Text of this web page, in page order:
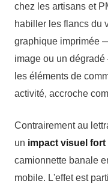
chez les artisans et
habiller les flancs du
graphique imprimée
image ou un
les éléments de
activité, accroche
Contrairement au
un impact visuel
camionnette banale
mobile. L'effet est